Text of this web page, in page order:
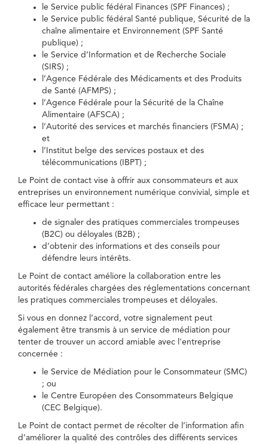
le Service public fédéral Finances (SPF Finances) ;
le Service public fédéral Santé publique, Sécurité de la
chaîne alimentaire et Environnement (SPF Santé
publique) ;
le Service d’Information et de Recherche Sociale
(SIRS) ;
l’Agence Fédérale des Médicaments et des Produits
de Santé (AFMPS) ;
l’Agence Fédérale pour la Sécurité de la Chaîne
Alimentaire (AFSCA) ;
l’Autorité des services et marchés financiers (FSMA) ;
et
l’Institut belge des services postaux et des
télécommunications (IBPT) ;
Le Point de contact vise à offrir aux consommateurs et aux
entreprises un environnement numérique convivial, simple et
efficace leur permettant :
de signaler des pratiques commerciales trompeuses
(B2C) ou déloyales (B2B) ;
d’obtenir des informations et des conseils pour
défendre leurs intérêts.
Le Point de contact améliore la collaboration entre les
autorités fédérales chargées des réglementations concernant
les pratiques commerciales trompeuses et déloyales.
Si vous en donnez l’accord, votre signalement peut
également être transmis à un service de médiation pour
tenter de trouver un accord amiable avec l'entreprise
concernée :
le Service de Médiation pour le Consommateur (SMC)
; ou
le Centre Européen des Consommateurs Belgique
(CEC Belgique).
Le Point de contact permet de récolter de l’information afin
d’améliorer la qualité des contrôles des différents services